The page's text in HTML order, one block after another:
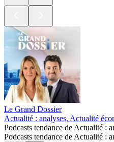
Le Grand Dossier
Actualité : analyses, Actualité
Podcasts tendance de Actualité :
Podcasts tendance de Actualité :